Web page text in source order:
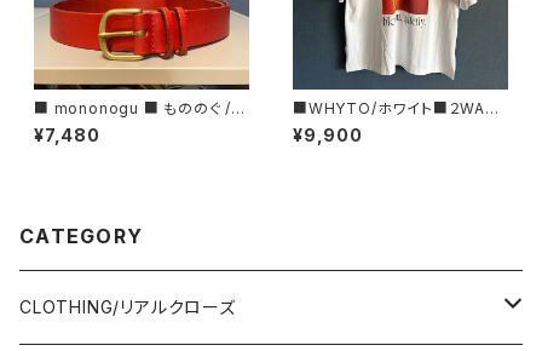
■ mononogu ■ もののぐ /レ
ザーベルト・30ROLL■MADE
IN JAPAN
¥7,480
■WHYTO/ホワイト■２WAY
プリントTシャツ■WHT26HC
S4015
¥9,900
CATEGORY
CLOTHING/リアルクローズ